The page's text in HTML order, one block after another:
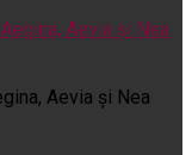
Aevia și Nea